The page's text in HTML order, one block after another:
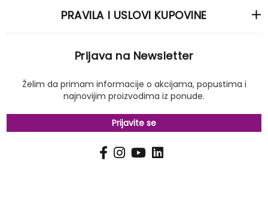
PRAVILA I USLOVI KUPOVINE
Prijava na Newsletter
Želim da primam informacije o akcijama, popustima i
najnovijim proizvodima iz ponude.
Prijavite se